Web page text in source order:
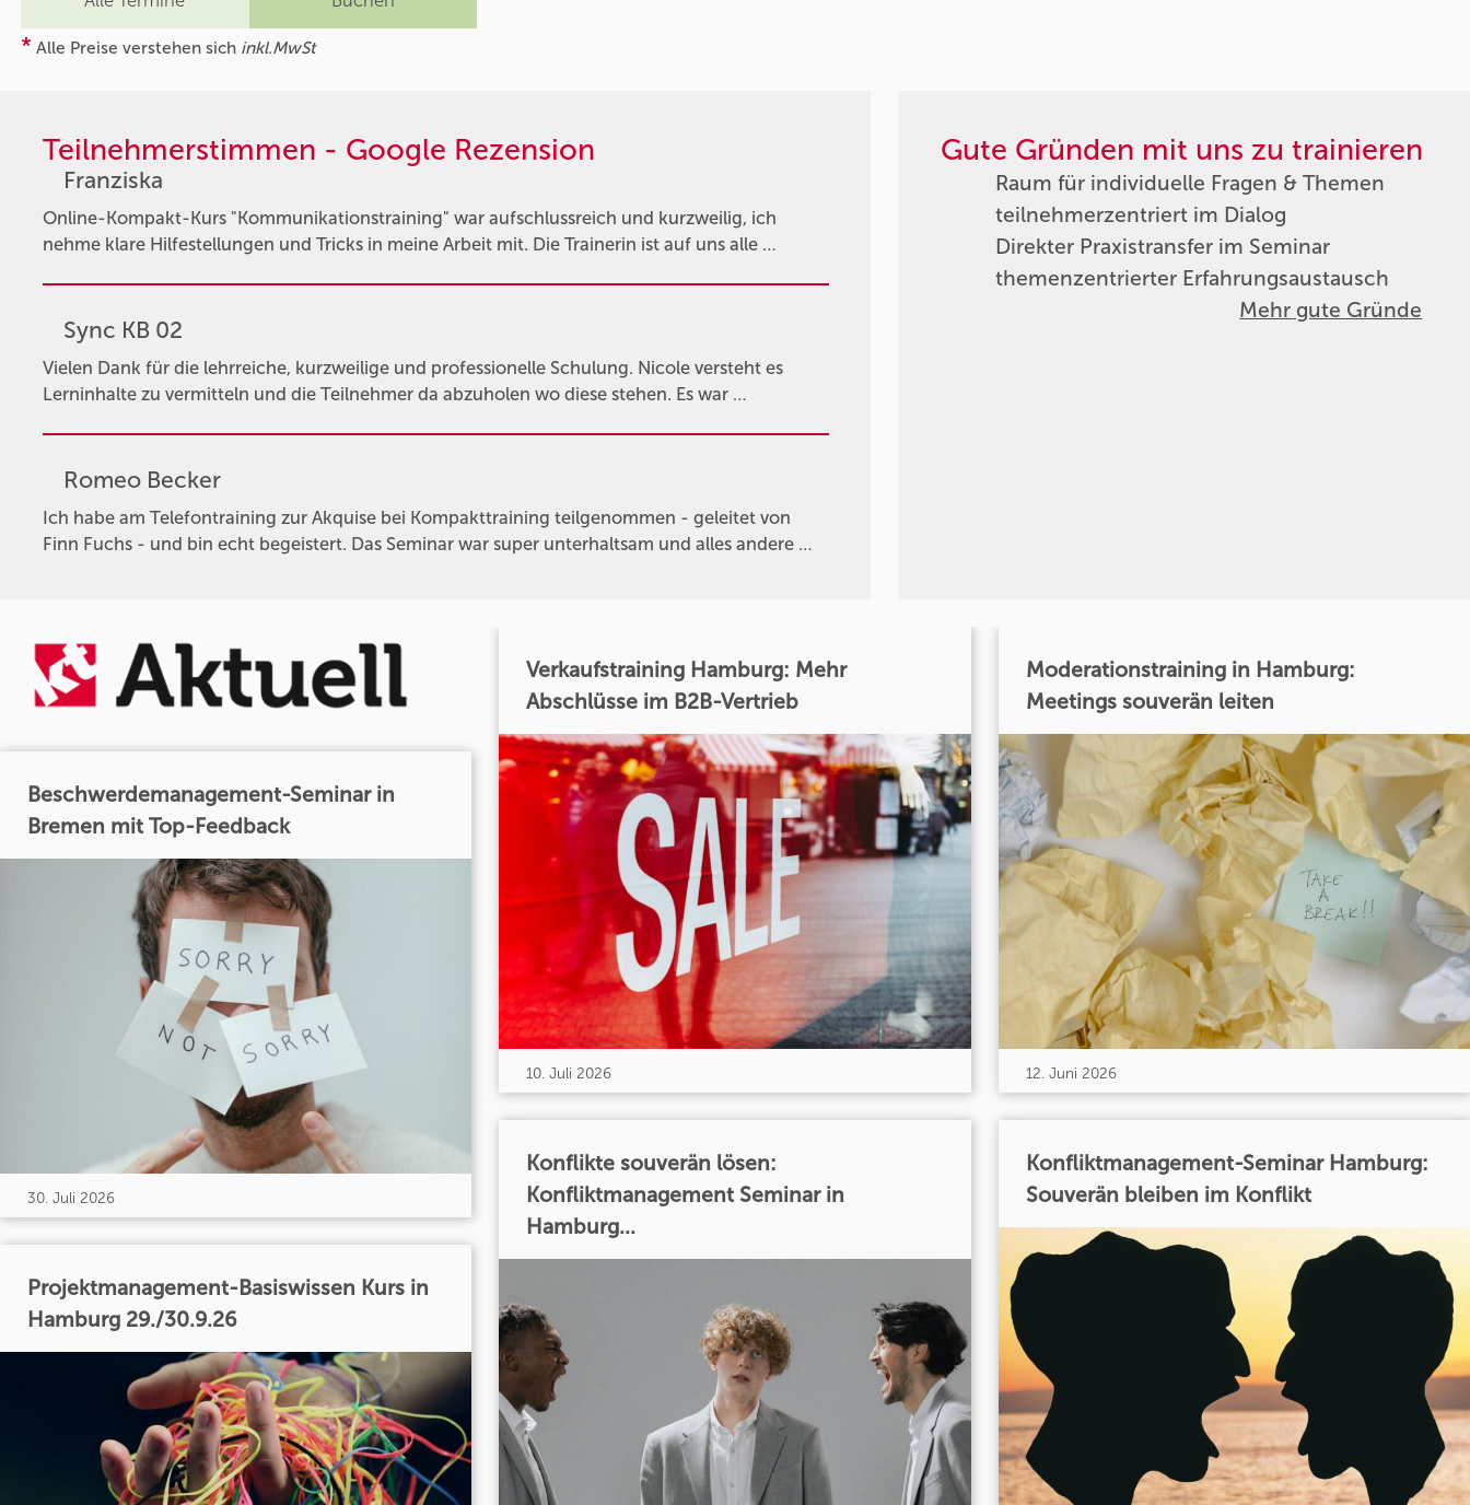
* Alle Preise verstehen sich inkl.MwSt
Teilnehmerstimmen - Google Rezension
Franziska
Online-Kompakt-Kurs "Kommunikationstraining" war aufschlussreich und kurzweilig, ich
nehme klare Hilfestellungen und Tricks in meine Arbeit mit. Die Trainerin ist auf uns alle …
Sync KB 02
Vielen Dank für die lehrreiche, kurzweilige und professionelle Schulung. Nicole versteht es
Lerninhalte zu vermitteln und die Teilnehmer da abzuholen wo diese stehen. Es war …
Romeo Becker
Ich habe am Telefontraining zur Akquise bei Kompakttraining teilgenommen - geleitet von
Finn Fuchs - und bin echt begeistert. Das Seminar war super unterhaltsam und alles andere …
Gute Gründen mit uns zu trainieren
Raum für individuelle Fragen & Themen
teilnehmerzentriert im Dialog
Direkter Praxistransfer im Seminar
themenzentrierter Erfahrungsaustausch
Mehr gute Gründe
Beschwerdemanagement-Seminar in
Bremen mit Top-Feedback
30. Juli 2026
Projektmanagement-Basiswissen Kurs in
Hamburg 29./30.9.26
Verkaufstraining Hamburg: Mehr
Abschlüsse im B2B-Vertrieb
10. Juli 2026
Konflikte souverän lösen:
Konfliktmanagement Seminar in
Hamburg...
Moderationstraining in Hamburg:
Meetings souverän leiten
12. Juni 2026
Konfliktmanagement-Seminar Hamburg:
Souverän bleiben im Konflikt